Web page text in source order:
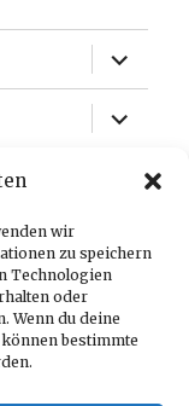
wir
zu speichern
Technologien
oder
Wenn du deine
bestimmte
expand
child
menu
expand
child
expand
child
child
menu
child
menu